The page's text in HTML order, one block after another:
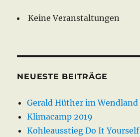
Keine Veranstaltungen
NEUESTE BEITRÄGE
Gerald Hüther im Wendland
Klimacamp 2019
Kohleausstieg Do It Yourself